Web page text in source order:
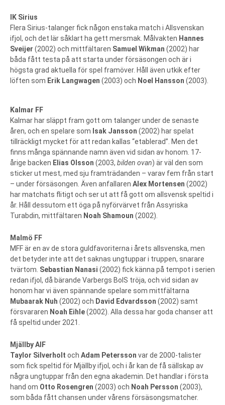
IK Sirius
Flera Sirius-talanger fick någon enstaka match i Allsvenskan
ifjol, och det lär såklart ha gett mersmak. Målvakten Hannes
Sveijer (2002) och mittfältaren Samuel Wikman (2002) har
båda fått testa på att starta under försäsongen och är i
högsta grad aktuella för spel framöver. Håll även utkik efter
löften som Erik Langwagen (2003) och Noel Hansson (2003).
Kalmar FF
Kalmar har släppt fram gott om talanger under de senaste
åren, och en spelare som Isak Jansson (2002) har spelat
tillräckligt mycket för att redan kallas “etablerad”. Men det
finns många spännande namn även vid sidan av honom. 17-
årige backen Elias Olsson (2003, bilden ovan) är väl den som
sticker ut mest, med sju framträdanden – varav fem från start
– under försäsongen. Även anfallaren Alex Mortensen (2002)
har matchats flitigt och ser ut att få gott om allsvensk speltid i
år. Håll dessutom ett öga på nyförvärvet från Assyriska
Turabdin, mittfältaren Noah Shamoun (2002).
Malmö FF
MFF är en av de stora guldfavoriterna i årets allsvenska, men
det betyder inte att det saknas ungtuppar i truppen, snarare
tvärtom. Sebastian Nanasi (2002) fick känna på tempot i serien
redan ifjol, då bärande Varbergs BoIS tröja, och vid sidan av
honom har vi även spännande spelare som mittfältarna
Mubaarak Nuh (2002) och David Edvardsson (2002) samt
försvararen Noah Eihle(2002). Alla dessa har goda chanser att
få speltid under 2021.
Mjällby AIF
Taylor Silverholt och Adam Petersson var de 2000-talister
som fick speltid för Mjällby ifjol, och i år kan de få sällskap av
några ungtuppar från den egna akademin. Det handlar i första
hand om Otto Rosengren (2003) och Noah Persson (2003),
som båda fått chansen under vårens försäsongsmatcher.